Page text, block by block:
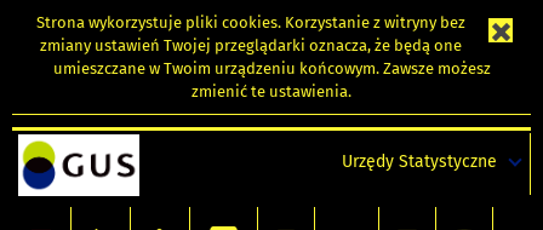
Strona wykorzystuje pliki cookies. Korzystanie z witryny bez
zmiany ustawień Twojej przeglądarki oznacza, że będą one
umieszczane w Twoim urządzeniu końcowym. Zawsze możesz
zmienić te ustawienia.
Urzędy Statystyczne